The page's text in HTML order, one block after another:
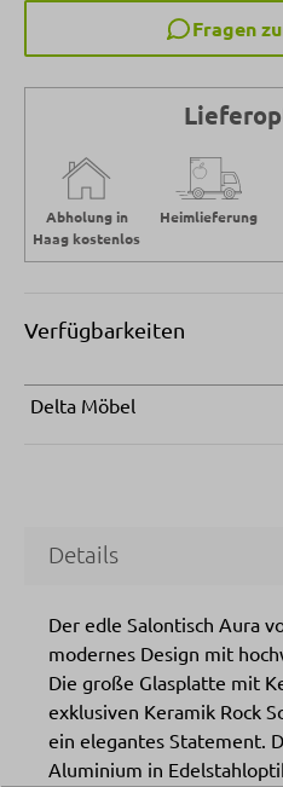
Fragen
Abholung in
Haag kostenlos
Heimlieferung
Verfügbarkeiten
Delta Möbel
Details
Der edle Salontisch Aura
modernes Design mit
Die große Glasplatte mit
exklusiven Keramik Rock
ein elegantes Statement.
Aluminium in